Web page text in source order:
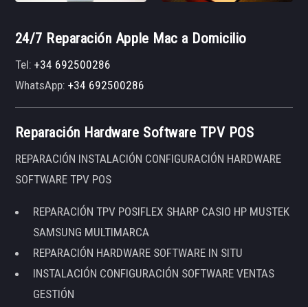
24/7 Reparación Apple Mac a Domicilio
Tel:+34 692500286
WhatsApp:+34 692500286
Reparación Hardware Software TPV POS
REPARACIÓN INSTALACIÓN CONFIGURACIÓN HARDWARE
SOFTWARE TPV POS
REPARACIÓN TPV POSIFLEX SHARP CASIO HP MUSTEK
SAMSUNG MULTIMARCA
REPARACIÓN HARDWARE SOFTWARE IN SITU
INSTALACIÓN CONFIGURACIÓN SOFTWARE VENTAS
GESTIÓN